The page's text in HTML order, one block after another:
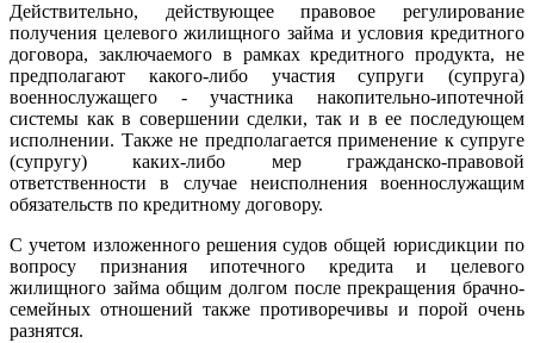
Действительно, действующее правовое регулирование
получения целевого жилищного займа и условия кредитного
договора, заключаемого в рамках кредитного продукта, не
предполагают какого-либо участия супруги (супруга)
военнослужащего - участника накопительно-ипотечной
системы как в совершении сделки, так и в ее последующем
исполнении. Также не предполагается применение к супруге
(супругу) каких-либо мер гражданско-правовой
ответственности в случае неисполнения военнослужащим
обязательств по кредитному договору.
С учетом изложенного решения судов общей юрисдикции по
вопросу признания ипотечного кредита и целевого
жилищного займа общим долгом после прекращения брачно-
семейных отношений также противоречивы и порой очень
разнятся.